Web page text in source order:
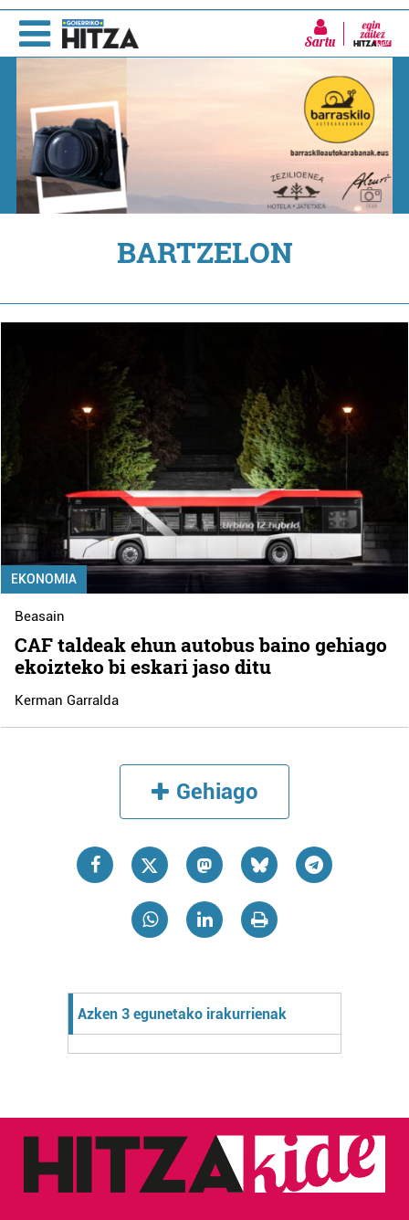
Sartu
BARTZELON
EKONOMIA
Beasain
CAF taldeak ehun autobus baino gehiago
ekoizteko bi eskari jaso ditu
Kerman Garralda
Gehiago
Azken 3 egunetako irakurrienak